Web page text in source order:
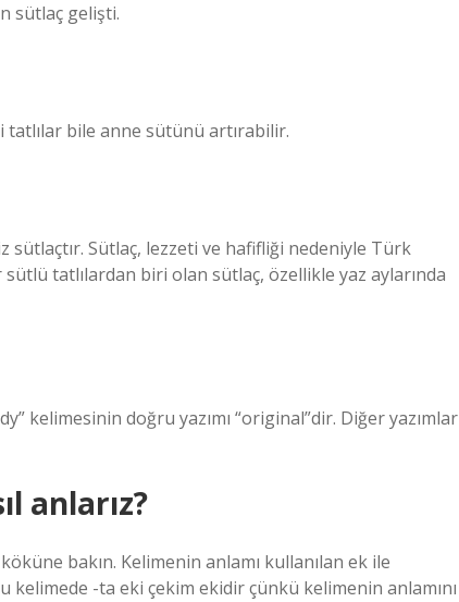
sütlaç gelişti.
bile anne sütünü artırabilir.
Sütlaç, lezzeti ve hafifliği nedeniyle Türk
tatlılardan biri olan sütlaç, özellikle yaz aylarında
kelimesinin doğru yazımı “original”dir. Diğer yazımlar
anlarız?
bakın. Kelimenin anlamı kullanılan ek ile
-ta eki çekim ekidir çünkü kelimenin anlamını